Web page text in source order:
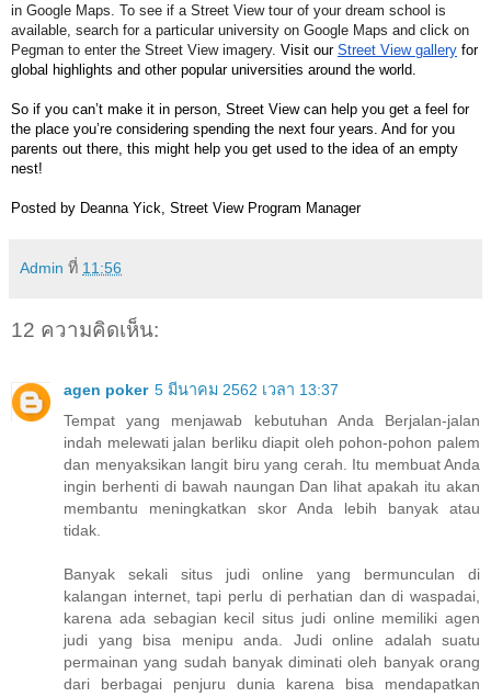
in Google Maps. To see if a Street View tour of your dream school is
available, search for a particular university on Google Maps and click on
Pegman to enter the Street View imagery. Visit our Street View gallery for
global highlights and other popular universities around the world.
So if you can’t make it in person, Street View can help you get a feel for
the place you’re considering spending the next four years. And for you
parents out there, this might help you get used to the idea of an empty
nest!
Posted by Deanna Yick, Street View Program Manager
Admin ที่ 11:56
12 ความคิดเห็น:
agen poker 5 มีนาคม 2562 เวลา 13:37
Tempat yang menjawab kebutuhan Anda Berjalan-jalan
indah melewati jalan berliku diapit oleh pohon-pohon palem
dan menyaksikan langit biru yang cerah. Itu membuat Anda
ingin berhenti di bawah naungan Dan lihat apakah itu akan
membantu meningkatkan skor Anda lebih banyak atau
tidak.
Banyak sekali situs judi online yang bermunculan di
kalangan internet, tapi perlu di perhatian dan di waspadai,
karena ada sebagian kecil situs judi online memiliki agen
judi yang bisa menipu anda. Judi online adalah suatu
permainan yang sudah banyak diminati oleh banyak orang
dari berbagai penjuru dunia karena bisa mendapatkan